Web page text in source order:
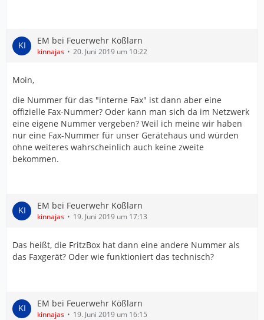
EM bei Feuerwehr Kößlarn
kinnajas 20. Juni 2019 um 10:22
Moin,
die Nummer für das "interne Fax" ist dann aber eine
offizielle Fax-Nummer? Oder kann man sich da im Netzwerk
eine eigene Nummer vergeben? Weil ich meine wir haben
nur eine Fax-Nummer für unser Gerätehaus und würden
ohne weiteres wahrscheinlich auch keine zweite
bekommen.
EM bei Feuerwehr Kößlarn
kinnajas 19. Juni 2019 um 17:13
Das heißt, die FritzBox hat dann eine andere Nummer als
das Faxgerät? Oder wie funktioniert das technisch?
EM bei Feuerwehr Kößlarn
kinnajas 19. Juni 2019 um 16:15